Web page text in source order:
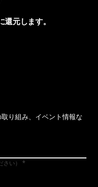
元します。
り組み、イベント情報な
い）